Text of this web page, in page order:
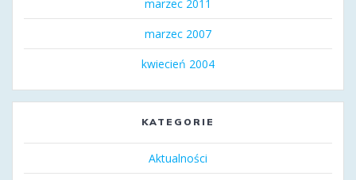
marzec 2011
marzec 2007
kwiecień 2004
KATEGORIE
Aktualności